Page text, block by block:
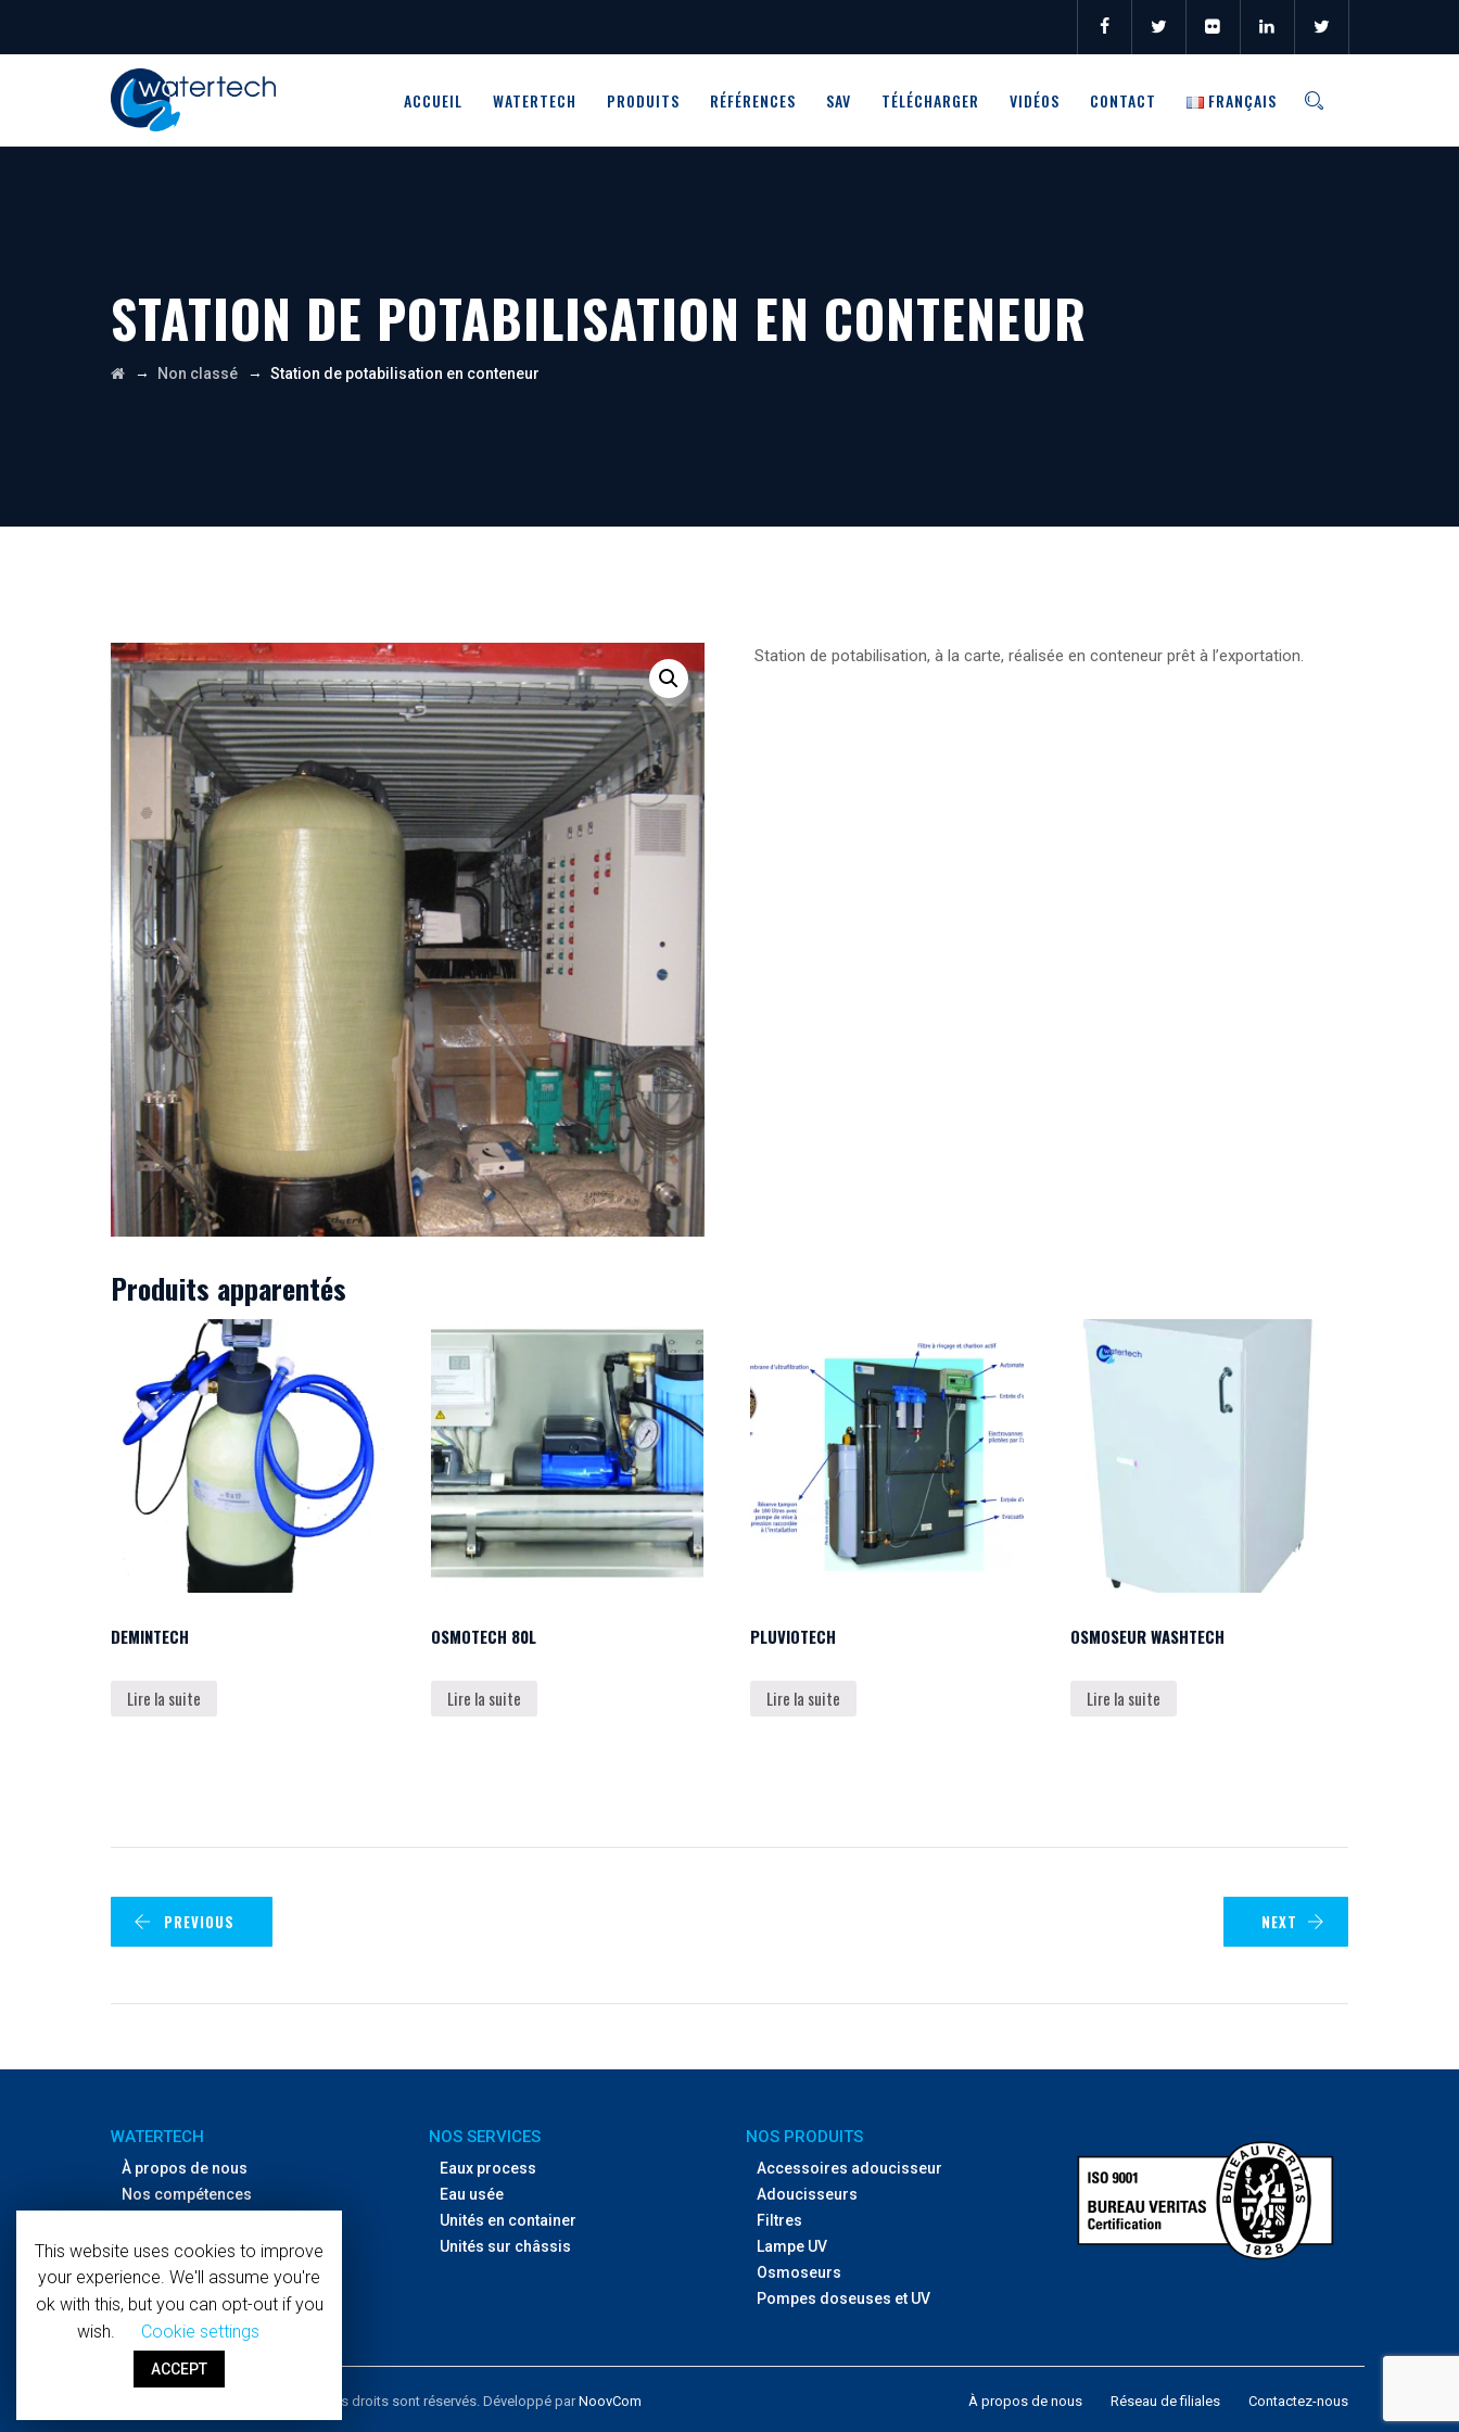
ACCUEIL WATERTECH PRODUITS RÉFÉRENCES SAV TÉLÉCHARGER VIDÉOS CONTACT FRANÇAIS
STATION DE POTABILISATION EN CONTENEUR
→ Non classé → Station de potabilisation en conteneur
Station de potabilisation, à la carte, réalisée en conteneur prêt à l’exportation.
Produits apparentés
DEMINTECH
Lire la suite
OSMOTECH 80L
Lire la suite
PLUVIOTECH
Lire la suite
OSMOSEUR WASHTECH
Lire la suite
PREVIOUS NEXT
WATERTECH
À propos de nous
Nos compétences
Contactez-nous
NOS SERVICES
Eaux process
Eau usée
Unités en container
Unités sur châssis
NOS PRODUITS
Accessoires adoucisseur
Adoucisseurs
Filtres
Lampe UV
Osmoseurs
Pompes doseuses et UV
Copyright © 2019 WaterTech. Tous les droits sont réservés. Développé parNoovCom À propos de nous Réseau de filiales Contactez-nous
This website uses cookies to improve
your experience. We'll assume you're
ok with this, but you can opt-out if you
wish.
Cookie settings
ACCEPT